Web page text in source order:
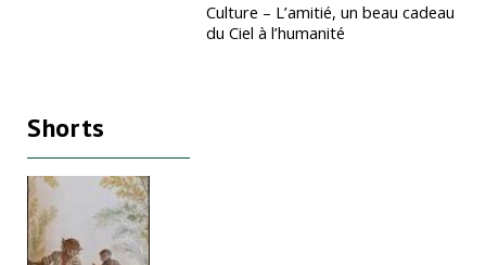
Culture – L’amitié, un beau cadeau
du Ciel à l’humanité
Shorts